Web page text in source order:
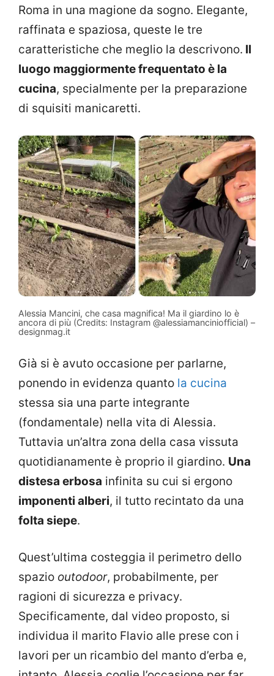
Roma in una magione da sogno. Elegante,
raffinata e spaziosa, queste le tre
caratteristiche che meglio la descrivono. Il
luogo maggiormente frequentato è la
cucina, specialmente per la preparazione
di squisiti manicaretti.
Alessia Mancini, che casa magnifica! Ma il giardino lo è
ancora di più (Credits: Instagram @alessiamanciniofficial) –
designmag.it
Già si è avuto occasione per parlarne,
ponendo in evidenza quanto la cucina
stessa sia una parte integrante
(fondamentale) nella vita di Alessia.
Tuttavia un’altra zona della casa vissuta
quotidianamente è proprio il giardino. Una
distesa erbosa infinita su cui si ergono
imponenti alberi, il tutto recintato da una
folta siepe.
Quest’ultima costeggia il perimetro dello
spazio outodoor, probabilmente, per
ragioni di sicurezza e privacy.
Specificamente, dal video proposto, si
individua il marito Flavio alle prese con i
lavori per un ricambio del manto d’erba e,